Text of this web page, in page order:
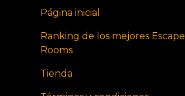
Página inicial
Ranking de los mejores Escape
Rooms
Tienda